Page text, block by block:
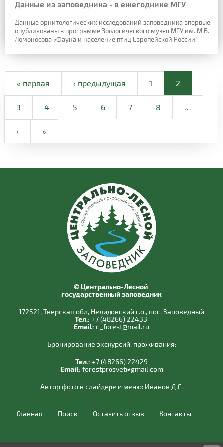
Данные из заповедника - в ежегоднике МГУ
Данные орнитологических исследований заповедника впервые
опубликованы в программе Зоологического музея МГУ им. М.В.
Ломоносова «Фауна и население птиц Европейской России".
« первая ‹ предыдущая 1 2
3 4 5 6 7 8
› »
© Центрально-Лесной
государственный заповедник
172521, Тверская обл, Нелидовский г.о., пос. Заповедный
Тел.: +7 (48266) 22433
Email: c_forest@mail.ru
Бронирование экскурсий, проживания:
Тел.: +7 (48266) 22429
Email: forestprosvet@gmail.com
Автор фото в слайдере и меню: Иванов Д.Г.
Главная Поиск Оставить отзыв Контакты